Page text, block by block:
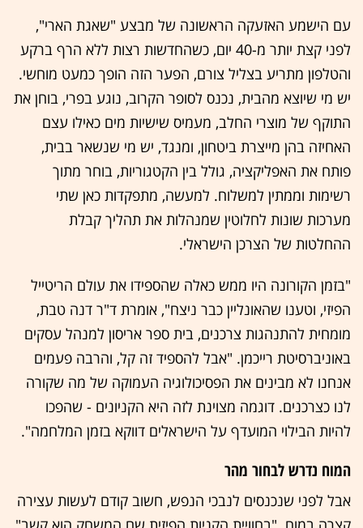
עם הישמע האזעקה הראשונה של מבצע "שאגת הארי",
לפני קצת יותר מ-40 יום, כשהחדשות רצות ללא הרף ברקע
והטלפון מתריע בצליל צורם, הפער הזה הופך כמעט מוחשי.
יש מי שיוצא מהבית, נכנס לסופר הקרוב, נוגע בפרי, בוחן את
התוקף של מוצרי החלב, מעמיס שישיות מים כאילו עצם
האחיזה בהן מייצרת ביטחון, ומנגד, יש מי שנשאר בבית,
פותח את האפליקציה, גולל בין הקטגוריות, בוחר מתוך
רשימות וממתין למשלוח. למעשה, מתפקדות כאן שתי
מערכות שונות לחלוטין שמנהלות את תהליך קבלת
ההחלטות של הצרכן הישראלי.
"בזמן הקורונה היו ממש כאלה שהספידו את עולם הריטייל
הפיזי, וטענו שהאונליין כבר ניצח", אומרת ד"ר דנה טבת,
מומחית להתנהגות צרכנים, בית ספר אריסון למנהל עסקים
באוניברסיטת רייכמן. "אבל להספיד זה קל, והרבה פעמים
אנחנו לא מבינים את הפסיכולוגיה העמוקה של מה שקורה
לנו כצרכנים. דוגמה מצוינת לזה היא הקניונים - שהפכו
להיות הבילוי המועדף על הישראלים דווקא בזמן המלחמה".
המוח נדרש לבחור מהר
אבל לפני שנכנסים לנבכי הנפש, חשוב קודם לעשות עצירה